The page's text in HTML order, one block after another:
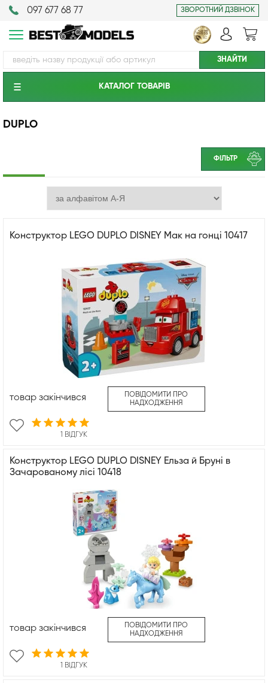
097 677 68 77 ЗВОРОТНИЙ ДЗВІНОК
КАТАЛОГ ТОВАРIВ
DUPLO
ФІЛЬТР
Конструктор LEGO DUPLO DISNEY Мак на гонці 10417
1 ВІДГУК
товар закінчився
ПОВІДОМИТИ ПРО
НАДХОДЖЕННЯ
Конструктор LEGO DUPLO DISNEY Ельза й Бруні в
Зачарованому лісі 10418
1 ВІДГУК
товар закінчився
ПОВІДОМИТИ ПРО
НАДХОДЖЕННЯ